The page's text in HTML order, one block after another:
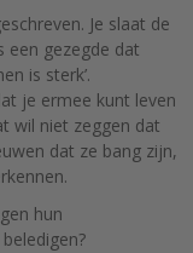
Je slaat de
een gezegde dat
is sterk’.
je ermee kunt leven
wil niet zeggen dat
dat ze bang zijn,
hun